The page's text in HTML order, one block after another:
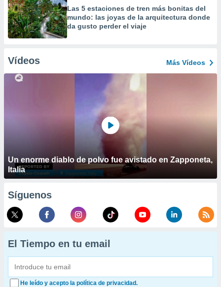
Las 5 estaciones de tren más bonitas del
mundo: las joyas de la arquitectura donde
da gusto perder el viaje
Vídeos Más Vídeos
Un enorme diablo de polvo fue avistado en Zapponeta,
Italia
Síguenos
El Tiempo en tu email
He leído y acepto la política de privacidad.